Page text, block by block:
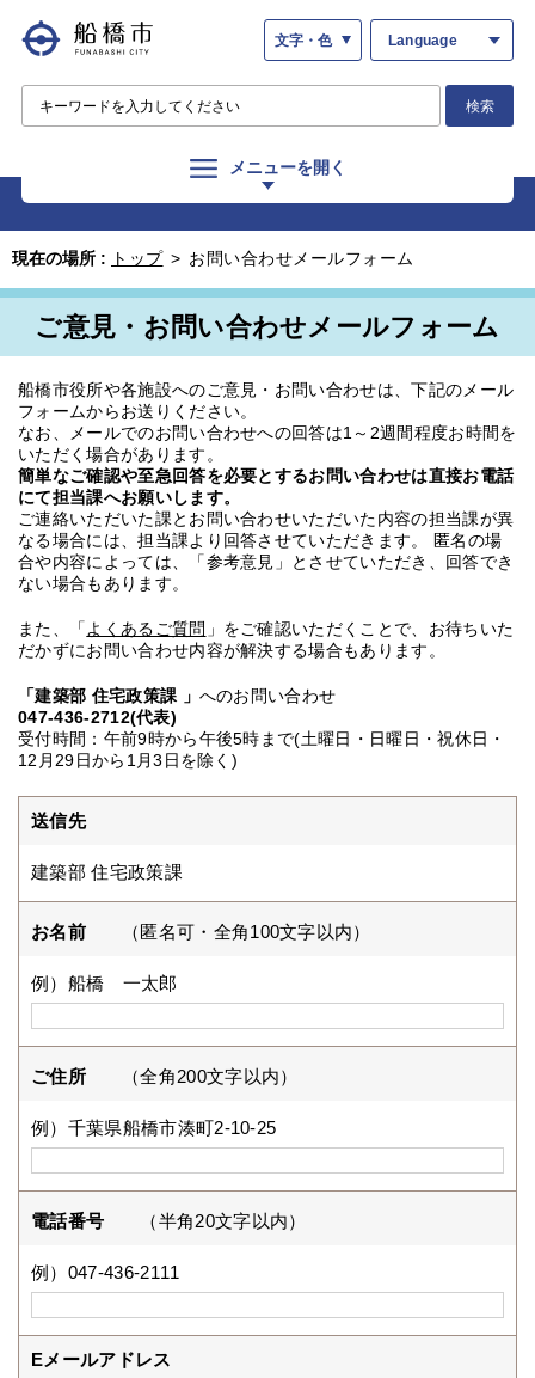
文字・色 Language
検索
メニューを開く
現在の場所 : トップ > お問い合わせメールフォーム
ご意見・お問い合わせメールフォーム
船橋市役所や各施設へのご意見・お問い合わせは、下記のメール
フォームからお送りください。
なお、メールでのお問い合わせへの回答は1～2週間程度お時間を
いただく場合があります。
簡単なご確認や至急回答を必要とするお問い合わせは直接お電話
にて担当課へお願いします。
ご連絡いただいた課とお問い合わせいただいた内容の担当課が異
なる場合には、担当課より回答させていただきます。 匿名の場
合や内容によっては、「参考意見」とさせていただき、回答でき
ない場合もあります。
また、「 よくあるご質問 」をご確認いただくことで、お待ちいた
だかずにお問い合わせ内容が解決する場合もあります。
「建築部 住宅政策課 」 へのお問い合わせ
047-436-2712(代表)
受付時間：午前9時から午後5時まで(土曜日・日曜日・祝休日・
12月29日から1月3日を除く)
送信先
建築部 住宅政策課
お名前 （匿名可・全角100文字以内）
例）船橋 一太郎
ご住所 （全角200文字以内）
例）千葉県船橋市湊町2-10-25
電話番号 （半角20文字以内）
例）047-436-2111
Eメールアドレス